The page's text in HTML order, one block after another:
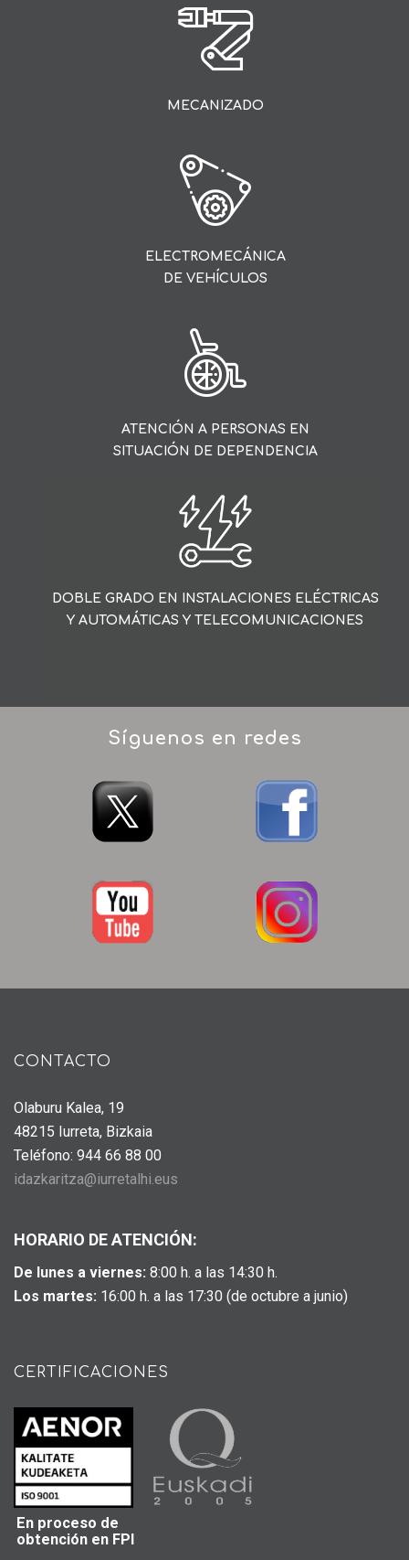
AUTOMOCIÓN
ASISTENCIA A
LA DIRECCIÓN
PROGRAMACIÓN DE
LA PRODUCCIÓN
MECANIZADO
ELECTROMECÁNICA
DE VEHÍCULOS
ATENCIÓN A PERSONAS EN
SITUACIÓN DE DEPENDENCIA
DOBLE GRADO EN INSTALACIONES ELÉCTRICAS
Y AUTOMÁTICAS Y TELECOMUNICACIONES
Síguenos en redes
CONTACTO
Olaburu Kalea, 19
48215 Iurreta, Bizkaia
Teléfono: 944 66 88 00
idazkaritza@iurretalhi.eus
HORARIO DE ATENCIÓN:
De lunes a viernes: 8:00 h. a las 14:30 h.
Los martes: 16:00 h. a las 17:30 (de octubre a junio)
CERTIFICACIONES
En proceso de
obtención en FPI